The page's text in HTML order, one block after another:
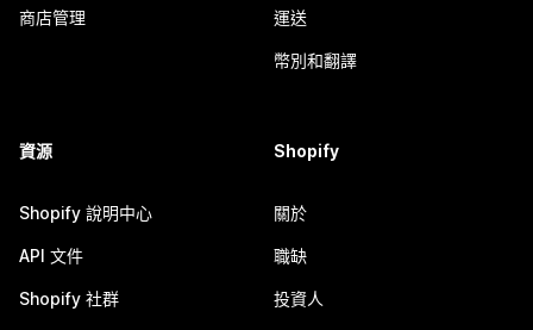
商店管理 運送
幣別和翻譯
資源
Shopify 說明中心
API 文件
Shopify 社群
Shopify
關於
職缺
投資人